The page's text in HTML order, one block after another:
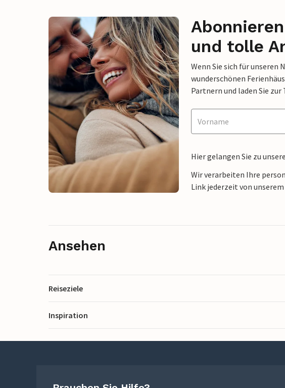
und tolle
Wenn Sie sich für
wunderschönen
Partnern und laden Sie
Hier gelangen Sie zu
Wir verarbeiten Ihre
Link jederzeit von
Ansehen
Reiseziele
Inspiration